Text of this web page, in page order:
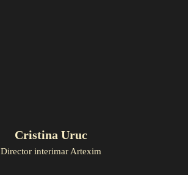
Cristina Uruc
Director interimar Artexim